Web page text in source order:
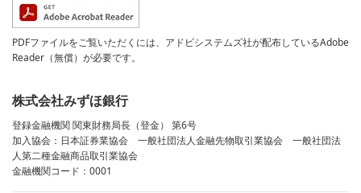
PDFファイルをご覧いただくには、アドビシステムズ社が配布しているAdobe
Reader（無償）が必要です。
株式会社みずほ銀行
登録金融機関 関東財務局長（登金） 第6号
加入協会：日本証券業協会 一般社団法人金融先物取引業協会 一般社団法
人第二種金融商品取引業協会
金融機関コード：0001